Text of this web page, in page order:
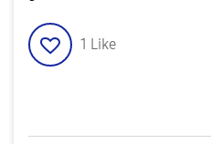
1 Like